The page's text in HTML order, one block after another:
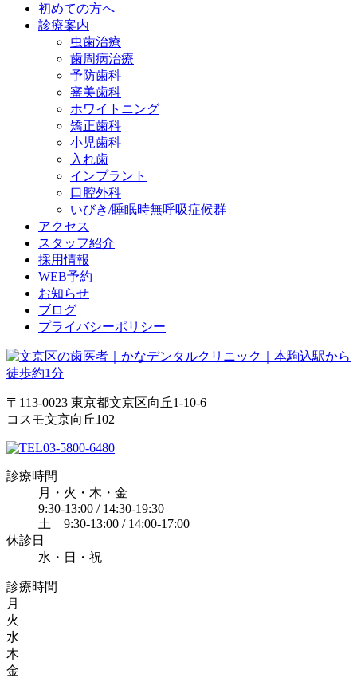
初めての方へ
診療案内
虫歯治療
歯周病治療
予防歯科
審美歯科
ホワイトニング
矯正歯科
小児歯科
入れ歯
インプラント
口腔外科
いびき/睡眠時無呼吸症候群
アクセス
スタッフ紹介
採用情報
WEB予約
お知らせ
ブログ
プライバシーポリシー
〒113-0023 東京都文京区向丘1-10-6
コスモ文京向丘102
03-5800-6480
診療時間
月・火・木・金
9:30-13:00 / 14:30-19:30
土 9:30-13:00 / 14:00-17:00
休診日
水・日・祝
診療時間
月
火
水
木
金